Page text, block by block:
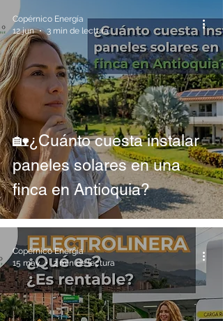
🏡¿Cuánto cuesta instalar
paneles solares en una
finca en Antioquia?
Copérnico Energía
12 jun
3 min de lectura
Copérnico Energía
15 may
2 min de lectura